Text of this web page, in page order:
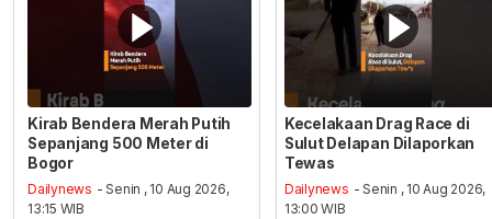
Kirab Bendera Merah Putih
Sepanjang 500 Meter di
Bogor
Dailynews - Senin , 10 Aug 2026,
13:15 WIB
Kecelakaan Drag Race di
Sulut Delapan Dilaporkan
Tewas
Dailynews - Senin , 10 Aug 2026,
13:00 WIB